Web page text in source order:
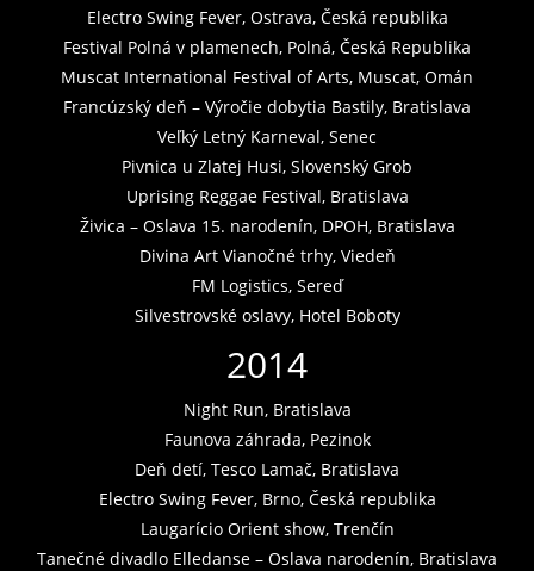
Electro Swing Fever, Ostrava, Česká republika
Festival Polná v plamenech, Polná, Česká Republika
Muscat International Festival of Arts, Muscat, Omán
Francúzský deň – Výročie dobytia Bastily, Bratislava
Veľký Letný Karneval, Senec
Pivnica u Zlatej Husi, Slovenský Grob
Uprising Reggae Festival, Bratislava
Živica – Oslava 15. narodenín, DPOH, Bratislava
Divina Art Vianočné trhy, Viedeň
FM Logistics, Sereď
Silvestrovské oslavy, Hotel Boboty
2014
Night Run, Bratislava
Faunova záhrada, Pezinok
Deň detí, Tesco Lamač, Bratislava
Electro Swing Fever, Brno, Česká republika
Laugarício Orient show, Trenčín
Tanečné divadlo Elledanse – Oslava narodenín, Bratislava